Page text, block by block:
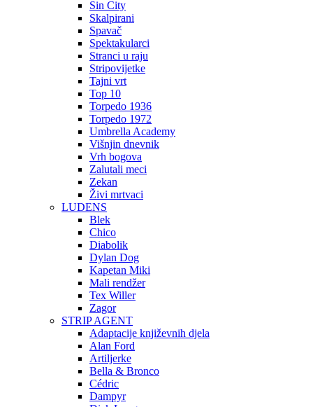
Sin City
Skalpirani
Spavač
Spektakularci
Stranci u raju
Stripovijetke
Tajni vrt
Top 10
Torpedo 1936
Torpedo 1972
Umbrella Academy
Višnjin dnevnik
Vrh bogova
Zalutali meci
Zekan
Živi mrtvaci
LUDENS
Blek
Chico
Diabolik
Dylan Dog
Kapetan Miki
Mali rendžer
Tex Willer
Zagor
STRIP AGENT
Adaptacije književnih djela
Alan Ford
Artiljerke
Bella & Bronco
Cédric
Dampyr